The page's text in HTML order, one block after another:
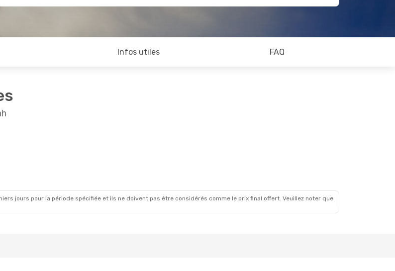
Infos utiles FAQ
jours pour la période spécifiée et ils ne doivent pas être considérés comme le prix final offert. Veuillez noter que